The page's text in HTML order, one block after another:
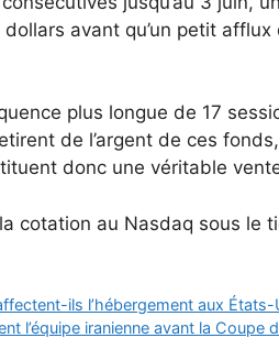
avant qu’un petit
plus longue de 17
de l’argent de ces
donc une véritable
cotation au Nasdaq sous le
ils l’hébergement aux États-
l’équipe iranienne avant la Coupe